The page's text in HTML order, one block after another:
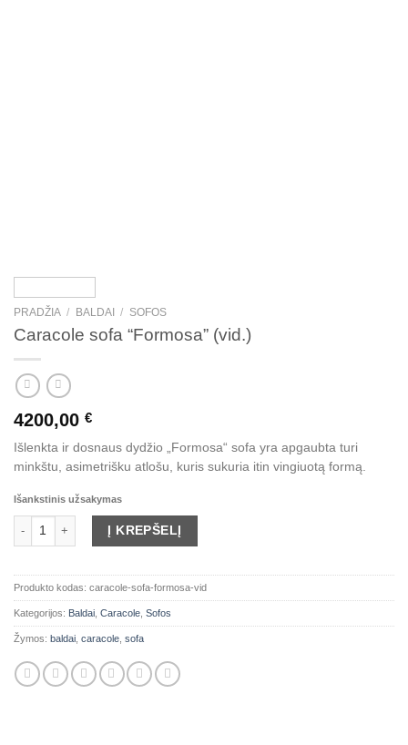
PRADŽIA / BALDAI / SOFOS
Caracole sofa “Formosa” (vid.)
4200,00 €
Išlenkta ir dosnaus dydžio „Formosa“ sofa yra apgaubta turi
minkštu, asimetrišku atlošu, kuris sukuria itin vingiuotą formą.
Išankstinis užsakymas
produkto kiekis: Caracole sofa "Formosa" (vid.)
Į KREPŠELĮ
Produkto kodas: caracole-sofa-formosa-vid
Kategorijos: Baldai Caracole Sofos
Žymos: baldai caracole sofa